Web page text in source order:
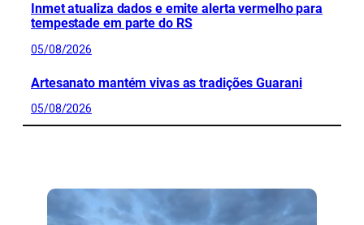
Inmet atualiza dados e emite alerta vermelho para
tempestade em parte do RS
05/08/2026
Artesanato mantém vivas as tradições Guarani
05/08/2026